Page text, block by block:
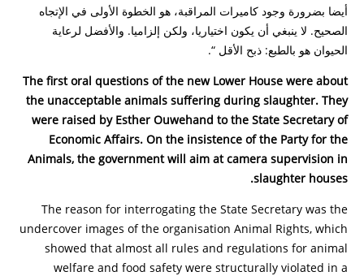
أيضا بضرورة وجود كاميرات المراقبة، هو الخطوة الأولى في الإتجاه
الصحيح. لا ينبغي أن يكون اختياريا، ولكن إلزاميا. والأفضل لرعاية
الحيوان هو بالطبع: ذبح الأقل “.
The first oral questions of the new Lower House were about
the unacceptable animals suffering during slaughter. They
were raised by Esther Ouwehand to the State Secretary of
Economic Affairs. On the insistence of the Party for the
Animals, the government will aim at camera supervision in
slaughter houses.
The reason for interrogating the State Secretary was the
undercover images of the organisation Animal Rights, which
showed that almost all rules and regulations for animal
welfare and food safety were structurally violated in a